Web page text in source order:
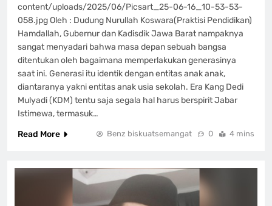
content/uploads/2025/06/Picsart_25-06-16_10-53-53-
058.jpg Oleh : Dudung Nurullah Koswara(Praktisi Pendidikan)
Hamdallah, Gubernur dan Kadisdik Jawa Barat nampaknya
sangat menyadari bahwa masa depan sebuah bangsa
ditentukan oleh bagaimana memperlakukan generasinya
saat ini. Generasi itu identik dengan entitas anak anak,
diantaranya yakni entitas anak usia sekolah. Era Kang Dedi
Mulyadi (KDM) tentu saja segala hal harus berspirit Jabar
Istimewa, termasuk…
Read More
Benz biskuatsemangat 0 4 mins